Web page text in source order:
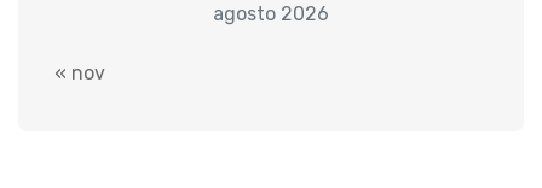
agosto 2026
« nov